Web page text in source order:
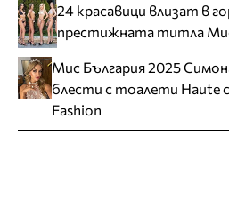
24 красавици влизат в
престижната титла
Мис България 2025
блести с тоалети Haute
Fashion